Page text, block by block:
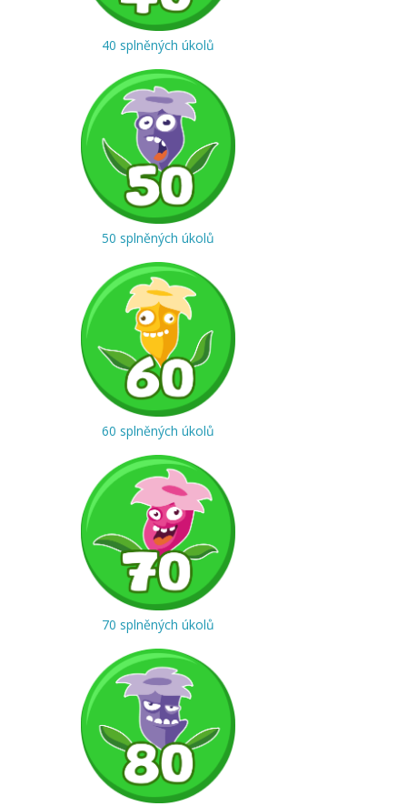
40 splněných úkolů
50 splněných úkolů
60 splněných úkolů
70 splněných úkolů